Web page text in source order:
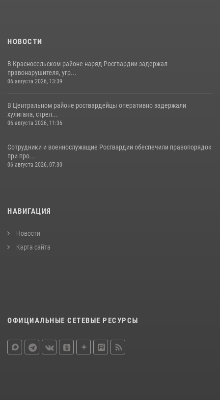
НОВОСТИ
В Красносельском районе наряд Росгвардии задержал
правонарушителя, угр...
06 августа 2026, 13:39
В Центральном районе росгвардейцы оперативно задержали
хулигана, стрел...
06 августа 2026, 11:36
Сотрудники и военнослужащие Росгвардии обеспечили правопорядок
при про...
06 августа 2026, 07:30
НАВИГАЦИЯ
Новости
Карта сайта
ОФИЦИАЛЬНЫЕ СЕТЕВЫЕ РЕСУРСЫ